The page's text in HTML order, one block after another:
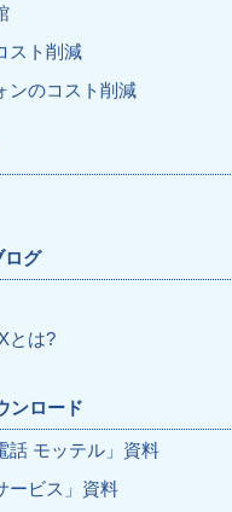
スト削減
ンのコスト削減
ログ
とは?
ンロード
話 モッテル」資料
ービス」資料